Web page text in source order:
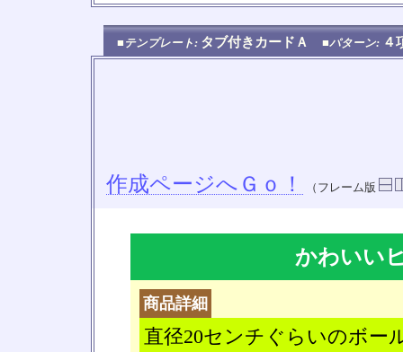
■テンプレート: タブ付きカードＡ ■パターン:
作成ページへＧｏ！ （フレーム版
かわいい
商品詳細
直径20センチぐらいのボー